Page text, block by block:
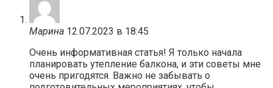
Марина 12.07.2023 в 18:45
Очень информативная статья! Я только начала
планировать утепление балкона, и эти советы мне
очень пригодятся. Важно не забывать о